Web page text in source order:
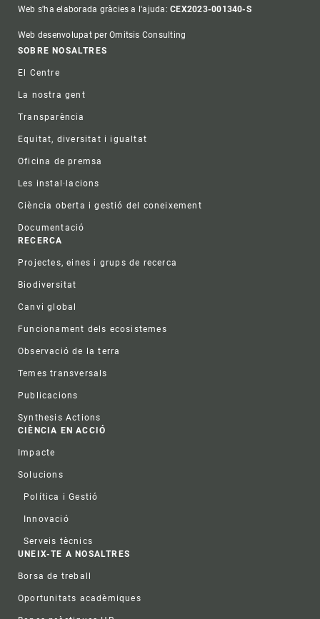
Web s'ha elaborada gràcies a l'ajuda:CEX2023-001340-S
Web desenvolupat per Omitsis Consulting
Footer
SOBRE NOSALTRES
El Centre
La nostra gent
Transparència
Equitat, diversitat i igualtat
Oficina de premsa
Les instal·lacions
Ciència oberta i gestió del coneixement
Documentació
RECERCA
Projectes, eines i grups de recerca
Biodiversitat
Canvi global
Funcionament dels ecosistemes
Observació de la terra
Temes transversals
Publicacions
Synthesis Actions
CIÈNCIA EN ACCIÓ
Impacte
Solucions
Política i Gestió
Innovació
Serveis tècnics
UNEIX-TE A NOSALTRES
Borsa de treball
Oportunitats acadèmiques